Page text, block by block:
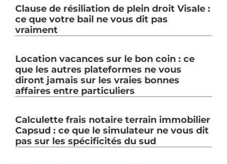
Clause de résiliation de plein droit Visale :
ce que votre bail ne vous dit pas
vraiment
Location vacances sur le bon coin : ce
que les autres plateformes ne vous
diront jamais sur les vraies bonnes
affaires entre particuliers
Calculette frais notaire terrain immobilier
Capsud : ce que le simulateur ne vous dit
pas sur les spécificités du sud